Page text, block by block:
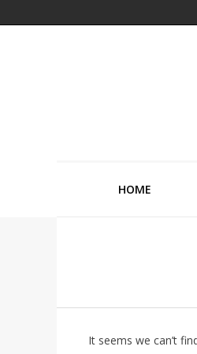
HOME
It seems we can’t